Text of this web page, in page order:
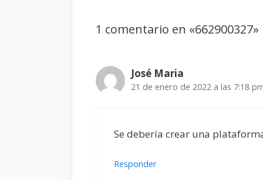
1 comentario en «662900327»
José Maria
21 de enero de 2022 a las 7:18
Se debería crear una
Responder